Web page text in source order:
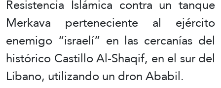
Resistencia Islámica contra un tanque
Merkava perteneciente al ejército
enemigo “israelí” en las cercanías del
histórico Castillo Al-Shaqif, en el sur del
Líbano, utilizando un dron Ababil.